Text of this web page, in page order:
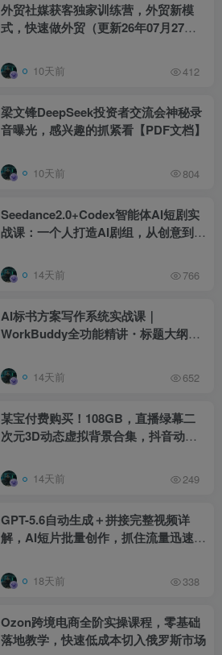
外贸社媒获客独家训练营，外贸新模
式，快速做外贸（更新26年07月27
10天前 412
梁文锋DeepSeek投资者交流会神秘录
音曝光，感兴趣的抓紧看【PDF文档】
10天前 804
Seedance2.0+Codex智能体AI短剧实
战课：一个人打造AI剧组，从创意到精
14天前 766
AI标书方案写作系统实战课｜
WorkBuddy全功能精讲・标题大纲全
效教程 14天前 652
某宝付费购买！108GB，直播绿幕二
次元3D动态虚拟背景合集，抖音动漫
14天前 249
GPT-5.6自动生成＋拼接完整视频详
解，AI短片批量创作，抓住流量迅速变
18天前 338
Ozon跨境电商全阶实操课程，零基础
落地教学，快速低成本切入俄罗斯市场